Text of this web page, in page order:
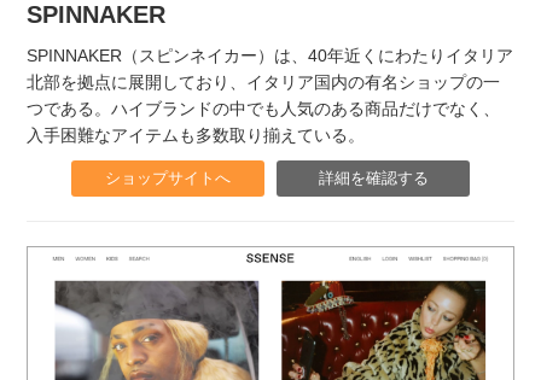
SPINNAKER
SPINNAKER（スピンネイカー）は、40年近くにわたりイタリア
北部を拠点に展開しており、イタリア国内の有名ショップの一
つである。ハイブランドの中でも人気のある商品だけでなく、
入手困難なアイテムも多数取り揃えている。
ショップサイトへ 詳細を確認する